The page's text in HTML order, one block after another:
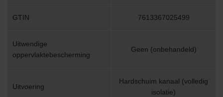
GTIN 7613367025499
Uitwendige
oppervlaktebescherming
Geen (onbehandeld)
Uitvoering
Hardschuim kanaal (volledig
isolatie)